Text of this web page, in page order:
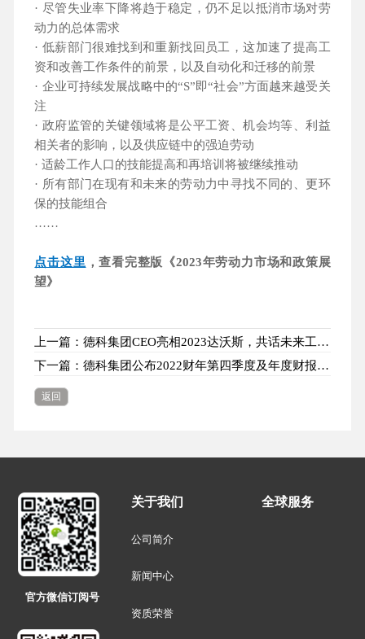
· 尽管失业率下降将趋于稳定，仍不足以抵消市场对劳
动力的总体需求
· 低薪部门很难找到和重新找回员工，这加速了提高工
资和改善工作条件的前景，以及自动化和迁移的前景
· 企业可持续发展战略中的“S”即“社会”方面越来越受关
注
· 政府监管的关键领域将是公平工资、机会均等、利益
相关者的影响，以及供应链中的强迫劳动
· 适龄工作人口的技能提高和再培训将被继续推动
· 所有部门在现有和未来的劳动力中寻找不同的、更环
保的技能组合
……
点击这里 ，查看完整版《2023年劳动力市场和政策展
望》
上一篇：德科集团CEO亮相2023达沃斯，共话未来工作四个要点
下一篇：德科集团公布2022财年第四季度及年度财报，市场份额持续增长，毛利率表现强劲
返回
关于我们
公司简介
新闻中心
资质荣誉
全球服务
官方微信订阅号